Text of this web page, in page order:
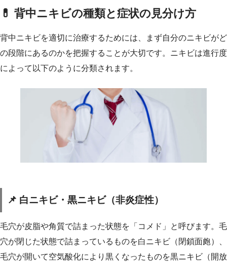
💊 背中ニキビの種類と症状の見分け方
背中ニキビを適切に治療するためには、まず自分のニキビがど
の段階にあるのかを把握することが大切です。ニキビは進行度
によって以下のように分類されます。
📌 白ニキビ・黒ニキビ（非炎症性）
毛穴が皮脂や角質で詰まった状態を「コメド」と呼びます。毛
穴が閉じた状態で詰まっているものを白ニキビ（閉鎖面皰）、
毛穴が開いて空気酸化により黒くなったものを黒ニキビ（開放